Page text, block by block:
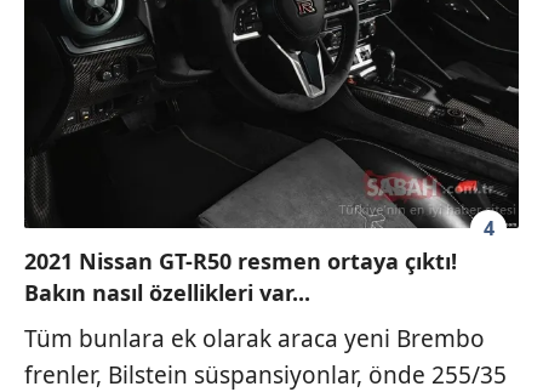
4
2021 Nissan GT-R50 resmen ortaya çıktı!
Bakın nasıl özellikleri var...
Tüm bunlara ek olarak araca yeni Brembo
frenler, Bilstein süspansiyonlar, önde 255/35